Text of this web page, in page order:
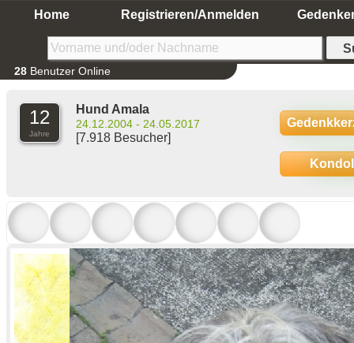
Home Registrieren/Anmelden
28 Benutzer Online
12
Jahre
Hund Amala
24.12.2004 - 24.05.2017
[7.918 Besucher]